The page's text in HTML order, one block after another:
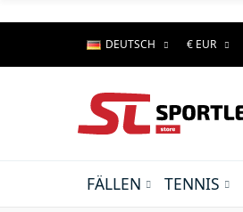
DEUTSCH € EUR
FÄLLEN TENNIS